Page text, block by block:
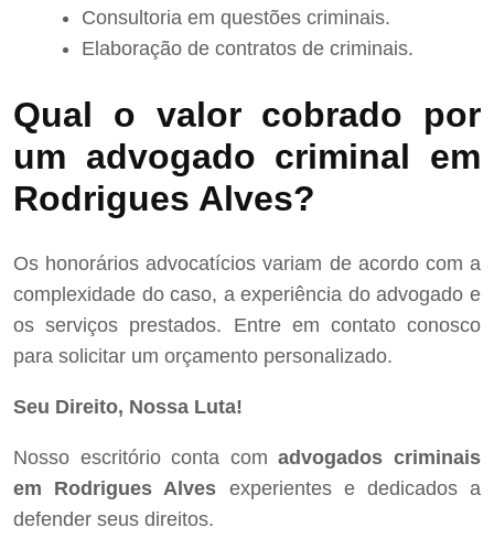
Consultoria em questões criminais.
Elaboração de contratos de criminais.
Qual o valor cobrado por
um advogado criminal em
Rodrigues Alves?
Os honorários advocatícios variam de acordo com a
complexidade do caso, a experiência do advogado e
os serviços prestados. Entre em contato conosco
para solicitar um orçamento personalizado.
Seu Direito, Nossa Luta!
Nosso escritório conta comadvogados criminais
em Rodrigues Alves experientes e dedicados a
defender seus direitos.